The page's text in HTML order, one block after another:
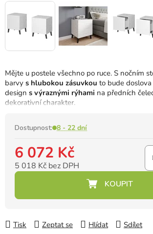
Mějte u postele všechno po ruce. S nočním
barvy s hlubokou zásuvkou to bude
design s výraznými rýhami na předních
dekorativní charakter.
Dostupnost: 8 - 22 dní
6 072 Kč
5 018 Kč bez DPH
Tisk Zeptat se Hlídat Sdílet